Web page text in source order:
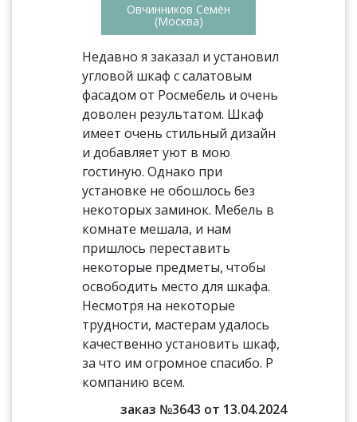
Овчинников Семён
(Москва)
Недавно я заказал и установил
угловой шкаф с салатовым
фасадом от Росмебель и очень
доволен результатом. Шкаф
имеет очень стильный дизайн
и добавляет уют в мою
гостиную. Однако при
установке не обошлось без
некоторых заминок. Мебель в
комнате мешала, и нам
пришлось переставить
некоторые предметы, чтобы
освободить место для шкафа.
Несмотря на некоторые
трудности, мастерам удалось
качественно установить шкаф,
за что им огромное спасибо. Р
компанию всем.
заказ №3643 от 13.04.2024